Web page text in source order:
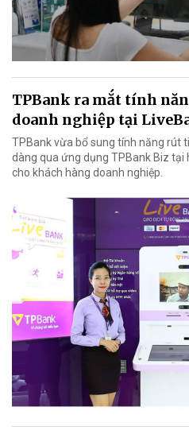
TPBank ra mắt tính
doanh nghiệp tại
TPBank vừa bổ sung tính năng rút
dàng qua ứng dụng TPBank Biz
cho khách hàng doanh nghiệp.